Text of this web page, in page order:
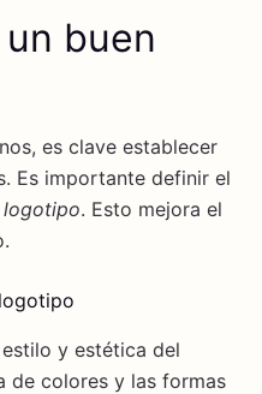
buen
es clave establecer
Es importante definir el
logotipo. Esto mejora el
y estética del
de colores y las formas